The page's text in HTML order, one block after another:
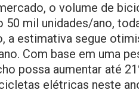
o volume de
50 mil unidades/ano,
a estimativa segue
Com base em uma
possa aumentar até
elétricas neste